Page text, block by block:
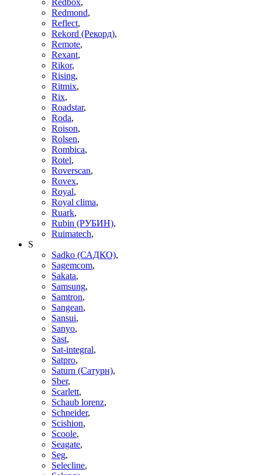
Redmond,
Reflect,
Rekord (Рекорд),
Remote,
Rexant,
Rikor,
Rising,
Ritmix,
Rix,
Roadstar,
Roda,
Roison,
Rolsen,
Rombica,
Rotel,
Roverscan,
Rovex,
Royal,
Royal clima,
Ruark,
Rubin (РУБИН),
Ruimatech,
S
Sadko (САДКО),
Sagemcom,
Sakata,
Samsung,
Samtron,
Sangean,
Sansui,
Sanyo,
Sast,
Sat-integral,
Satpro,
Saturn (Сатурн),
Sber,
Scarlett,
Schaub lorenz,
Schneider,
Scishion,
Scoole,
Seagate,
Seg,
Selecline,